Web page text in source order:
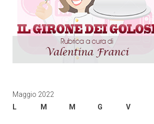
Maggio 2022
L
M M G V